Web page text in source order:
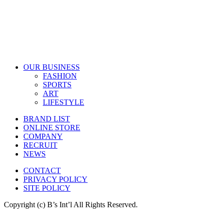
OUR BUSINESS
FASHION
SPORTS
ART
LIFESTYLE
BRAND LIST
ONLINE STORE
COMPANY
RECRUIT
NEWS
CONTACT
PRIVACY POLICY
SITE POLICY
Copyright (c) B’s Int’l All Rights Reserved.